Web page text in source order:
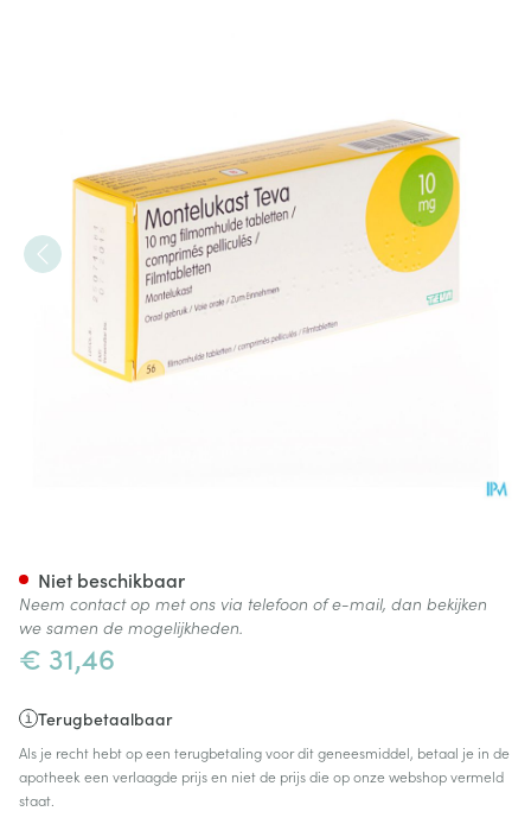
€ 31,46
Terugbetaalbaar
Als je recht hebt op een terugbetaling voor dit geneesmiddel, betaal je in de
apotheek een verlaagde prijs en niet de prijs die op onze webshop vermeld
staat.
Niet beschikbaar
Neem contact op met ons via telefoon of e-mail, dan bekijken
we samen de mogelijkheden.